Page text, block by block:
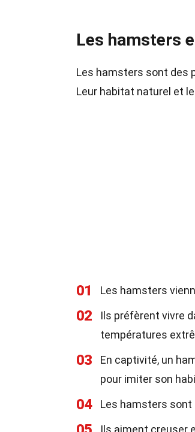
Les hamsters
Les hamsters sont des
Leur habitat naturel et
01 Les hamsters
02
Ils préfèrent vivre
températures
03
En captivité, un
pour imiter son
04 Les hamsters
Ils aiment creuser